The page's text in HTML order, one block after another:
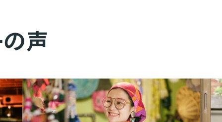
の声